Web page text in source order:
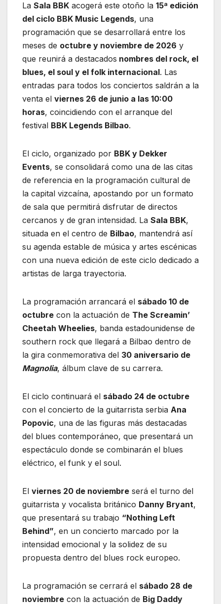
La Sala BBK acogerá este otoño la 15ª edición
del ciclo BBK Music Legends, una
programación que se desarrollará entre los
meses de octubre y noviembre de 2026 y
que reunirá a destacados nombres del rock, el
blues, el soul y el folk internacional. Las
entradas para todos los conciertos saldrán a la
venta el viernes 26 de junio a las 10:00
horas, coincidiendo con el arranque del
festival BBK Legends Bilbao.
El ciclo, organizado por BBK y Dekker
Events, se consolidará como una de las citas
de referencia en la programación cultural de
la capital vizcaína, apostando por un formato
de sala que permitirá disfrutar de directos
cercanos y de gran intensidad. La Sala BBK,
situada en el centro de Bilbao, mantendrá así
su agenda estable de música y artes escénicas
con una nueva edición de este ciclo dedicado a
artistas de larga trayectoria.
La programación arrancará el sábado 10 de
octubre con la actuación de The Screamin’
Cheetah Wheelies, banda estadounidense de
southern rock que llegará a Bilbao dentro de
la gira conmemorativa del 30 aniversario de
Magnolia, álbum clave de su carrera.
El ciclo continuará el sábado 24 de octubre
con el concierto de la guitarrista serbia Ana
Popovic, una de las figuras más destacadas
del blues contemporáneo, que presentará un
espectáculo donde se combinarán el blues
eléctrico, el funk y el soul.
El viernes 20 de noviembre será el turno del
guitarrista y vocalista británico Danny Bryant,
que presentará su trabajo “Nothing Left
Behind”, en un concierto marcado por la
intensidad emocional y la solidez de su
propuesta dentro del blues rock europeo.
La programación se cerrará el sábado 28 de
noviembre con la actuación de Big Daddy